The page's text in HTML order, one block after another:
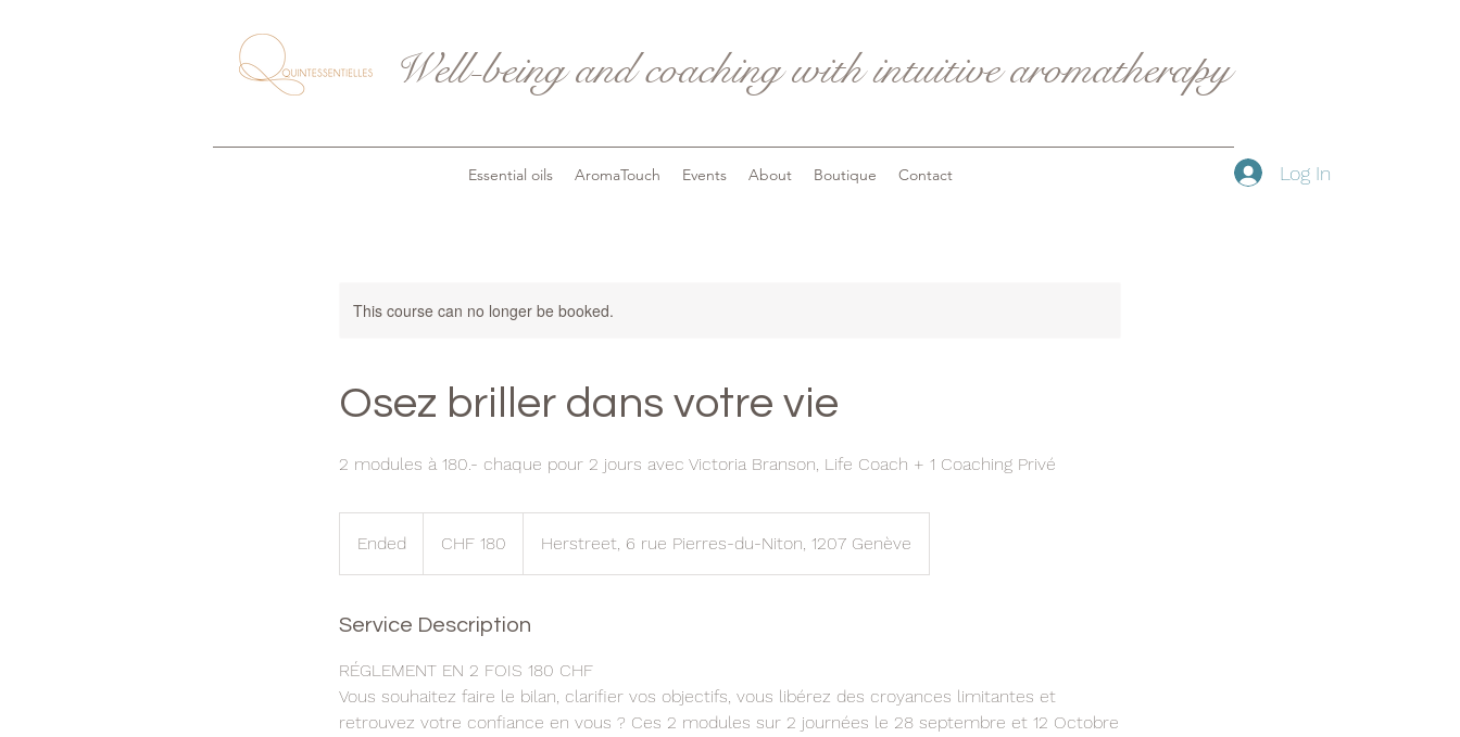
Well-being and coaching with intuitive aromatherapy
Essential oils AromaTouch Events About Boutique Contact Log In
This course can no longer be booked.
Osez briller dans votre vie
2 modules à 180.- chaque pour 2 jours avec Victoria Branson, Life Coach + 1 Coaching Privé
Ended
n
e
francsCHF 180 Herstreet, 6 rue Pierres-du-Niton, 1207 Genève
Service Description
RÉGLEMENT EN 2 FOIS 180 CHF
Vous souhaitez faire le bilan, clarifier vos objectifs, vous libérez des croyances limitantes et
retrouvez votre confiance en vous ? Ces 2 modules sur 2 journées le 28 septembre et 12 Octobre